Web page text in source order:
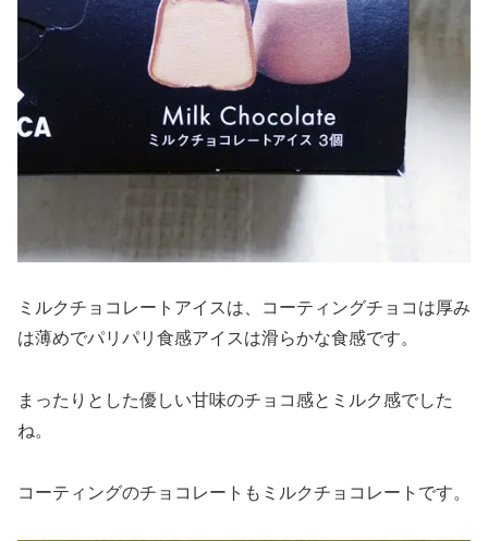
ミルクチョコレートアイスは、コーティングチョコは厚み
は薄めでパリパリ食感アイスは滑らかな食感です。
まったりとした優しい甘味のチョコ感とミルク感でした
ね。
コーティングのチョコレートもミルクチョコレートです。